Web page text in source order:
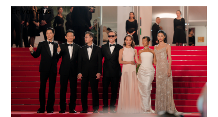
En voir plus